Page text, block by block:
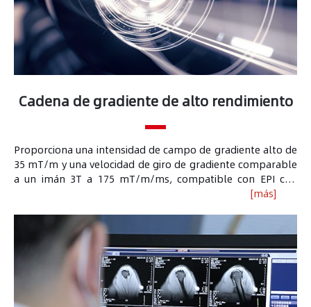
Cadena de gradiente de alto rendimiento
Proporciona una intensidad de campo de gradiente alto de
35 mT/m y una velocidad de giro de gradiente comparable
a un imán 3T a 175 mT/m/ms, compatible con EPI con
intervalos de eco más cortos, lo que reduce la sensibilidad
geométrica y el desenfoque de la imagen .
[más]